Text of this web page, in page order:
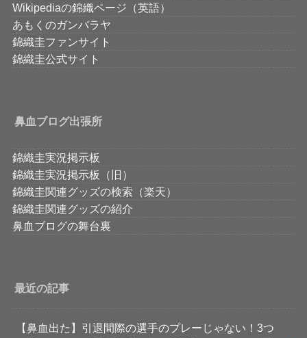
Wikipediaの錦織ページ（英語）
あもくのガンバラヤ
錦織圭ファンサイト
錦織圭公式サイト
鼻血ブログ出張所
錦織圭実況掲示板
錦織圭実況掲示板（旧）
錦織圭関連グッズの検索（楽天）
錦織圭関連グッズの紹介
鼻血ブログの舞台裏
最近の記事
【鼻血出た】引退間際の選手のプレーじゃない！3つ